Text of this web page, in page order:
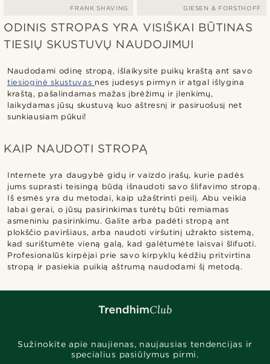
FRANK SHAVING GIESEN & FORSTHOFF
ODINIS STROPAS YRA VISIŠKAI BŪTINAS
TIESIŲ SKUSTUVŲ NAUDOJIMUI
Naudodami odinę stropą, išlaikysite puikų kraštą ant savo
tiesioginė skustuvas nes judesys pirmyn ir atgal išlygina
kraštą, pašalindamas mažas įbrėžimų ir įlenkimų,
laikydamas jūsų skustuvą kuo aštresnį ir pasiruošusį net
sunkiausiam pūkui!
KAIP NAUDOTI STROPĄ
Internete yra daugybė gidų ir vaizdo įrašų, kurie padės
jums suprasti teisingą būdą išnaudoti savo šlifavimo stropą.
Iš esmės yra du metodai, kaip užaštrinti peilį. Abu veikia
labai gerai, o jūsų pasirinkimas turėtų būti remiamas
asmeniniu pasirinkimu. Galite arba padėti stropą ant
plokščio paviršiaus, arba naudoti viršutinį užrakto sistemą,
kad surištumėte vieną galą, kad galėtumėte laisvai šlifuoti.
Profesionalūs kirpėjai prie savo kirpyklų kėdžių pritvirtina
stropą ir pasiekia puikią aštrumą naudodami šį metodą.
Sužinokite apie naujienas, naujausias tendencijas ir
specialius pasiūlymus pirmi.